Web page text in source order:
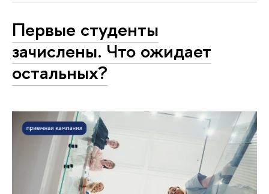
Первые студенты
зачислены. Что ожидает
остальных?